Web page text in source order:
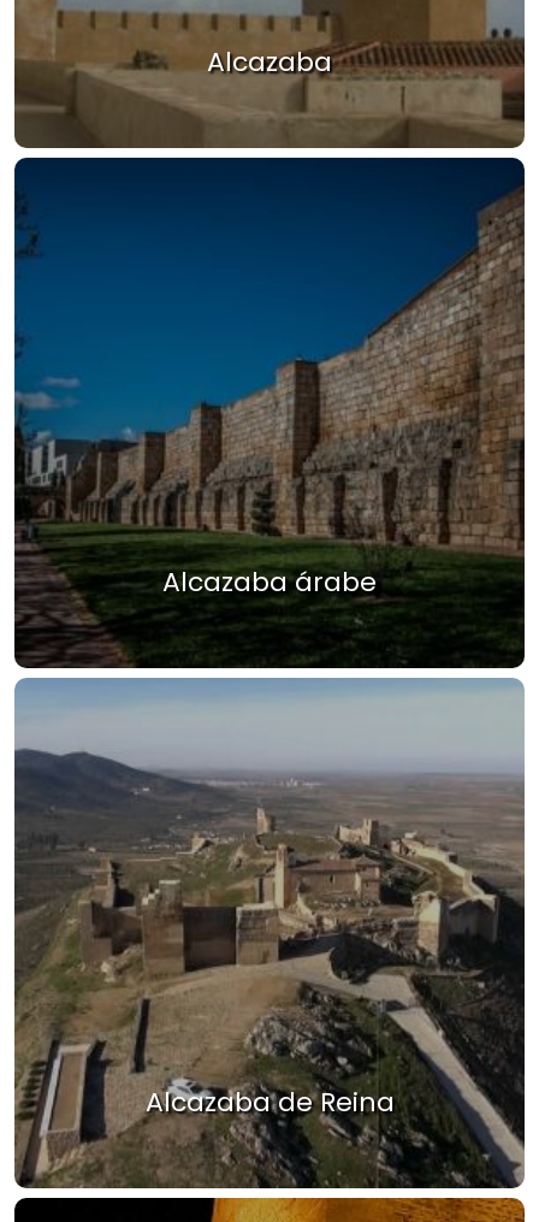
Alcazaba
Alcazaba árabe
Alcazaba de Reina